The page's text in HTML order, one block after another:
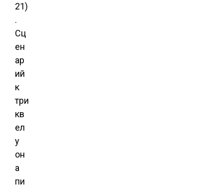
21)
.
Сц
ен
ар
ий
к
три
кв
ел
у
он
а
пи